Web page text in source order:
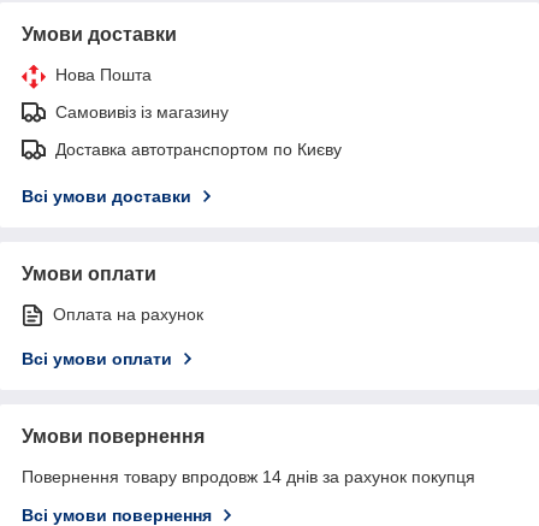
Умови доставки
Нова Пошта
Самовивіз із магазину
Доставка автотранспортом по Києву
Всі умови доставки
Умови оплати
Оплата на рахунок
Всі умови оплати
Умови повернення
Повернення товару впродовж 14 днів за рахунок покупця
Всі умови повернення